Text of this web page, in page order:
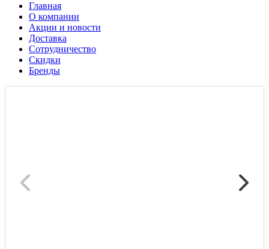
Главная
О компании
Акции и новости
Доставка
Сотрудничество
Скидки
Бренды